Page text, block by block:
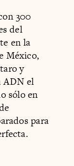
300
del
en la
México,
y
ADN el
sólo en
para